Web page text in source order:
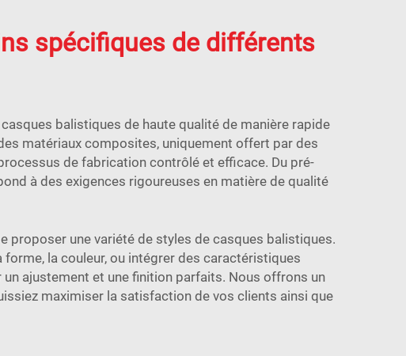
spécifiques de différents
balistiques de haute qualité de manière rapide
matériaux composites, uniquement offert par des
de fabrication contrôlé et efficace. Du pré-
à des exigences rigoureuses en matière de qualité
proposer une variété de styles de casques balistiques.
la couleur, ou intégrer des caractéristiques
ajustement et une finition parfaits. Nous offrons un
maximiser la satisfaction de vos clients ainsi que